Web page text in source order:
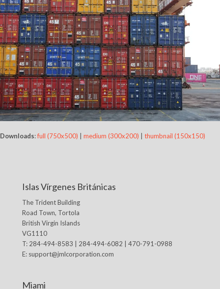
Downloads:full (750x500) medium (300x200) thumbnail (150x150)
Islas Vírgenes Británicas
The Trident Building
Road Town, Tortola
British Virgin Islands
VG1110
T: 284-494-8583 | 284-494-6082 | 470-791-0988
E: support@jmlcorporation.com
Miami